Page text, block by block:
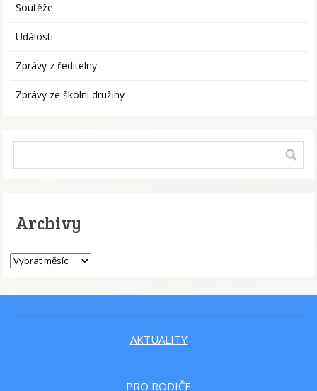
Soutěže
Události
Zprávy z ředitelny
Zprávy ze školní družiny
Archivy
AKTUALITY
PRO RODIČE